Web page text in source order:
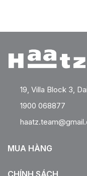
19, Villa Block 3,
1900 068877
MUA HÀNG